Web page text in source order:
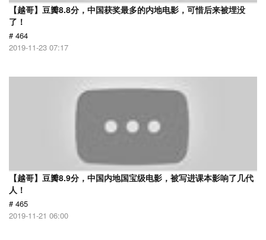
【越哥】豆瓣8.8分，中国获奖最多的内地电影，可惜后来被埋没
了！
# 464
2019-11-23 07:17
【越哥】豆瓣8.9分，中国内地国宝级电影，被写进课本影响了几代
人！
# 465
2019-11-21 06:00